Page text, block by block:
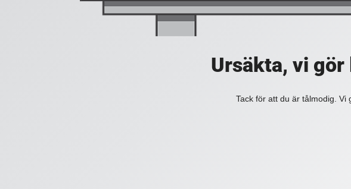
Ursäkta, vi
Tack för att du är tålmodig. Vi